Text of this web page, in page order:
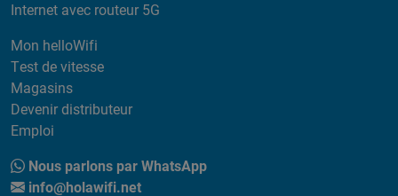
Internet avec routeur 5G
Mon helloWifi
Test de vitesse
Magasins
Devenir distributeur
Emploi
Nous parlons par WhatsApp
info@holawifi.net